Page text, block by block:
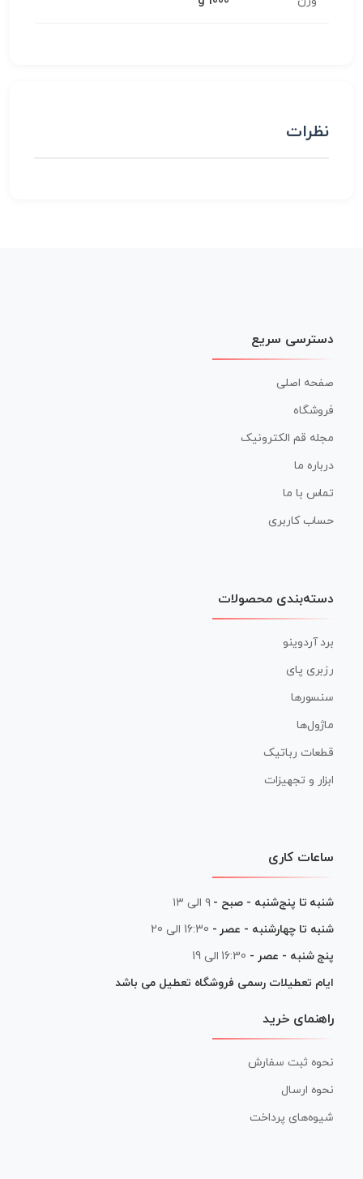
نظرات
دسترسی سریع
صفحه اصلی
فروشگاه
مجله قم الکترونیک
درباره ما
تماس با ما
حساب کاربری
دسته‌بندی محصولات
برد آردوینو
رزبری پای
سنسورها
ماژول‌ها
قطعات رباتیک
ابزار و تجهیزات
ساعات کاری
شنبه تا پنج‌شنبه - صبح - ۹ الی ۱۳
شنبه تا چهارشنبه - عصر - 16:30 الی 20
پنج شنبه - عصر - 16:30 الی 19
ایام تعطیلات رسمی فروشگاه تعطیل می باشد
راهنمای خرید
نحوه ثبت سفارش
نحوه ارسال
شیوه‌های پرداخت